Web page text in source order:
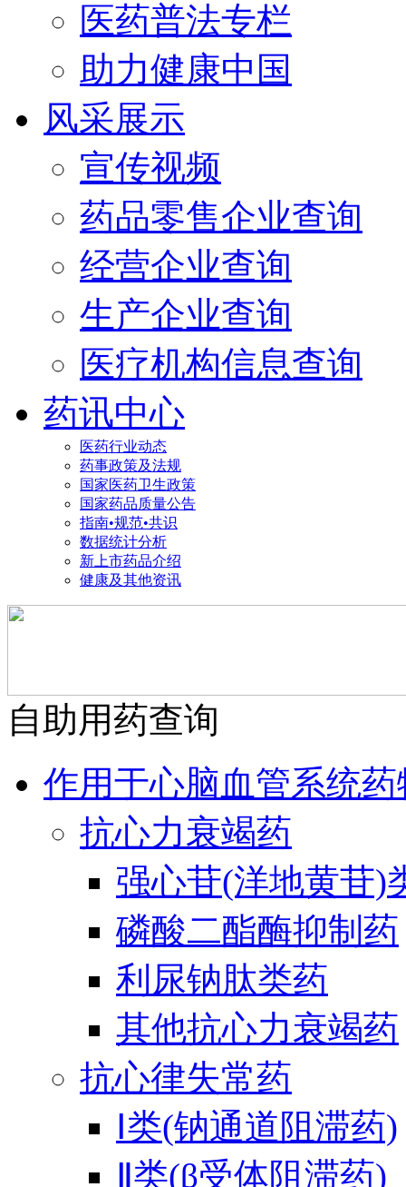
医药普法专栏
助力健康中国
风采展示
宣传视频
药品零售企业查询
经营企业查询
生产企业查询
医疗机构信息查询
药讯中心
医药行业动态
药事政策及法规
国家医药卫生政策
国家药品质量公告
指南•规范•共识
数据统计分析
新上市药品介绍
健康及其他资讯
自助用药查询
作用于心脑血管系统药
抗心力衰竭药
强心苷(洋地黄苷)
磷酸二酯酶抑制药
利尿钠肽类药
其他抗心力衰竭药
抗心律失常药
Ⅰ类(钠通道阻滞药)
Ⅱ类(β受体阻滞药)